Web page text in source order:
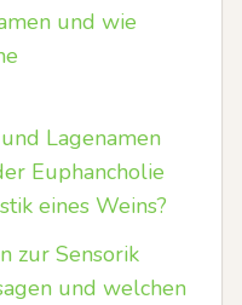
und wie
Lagenamen
Euphancholie
eines Weins?
zur Sensorik
und welchen